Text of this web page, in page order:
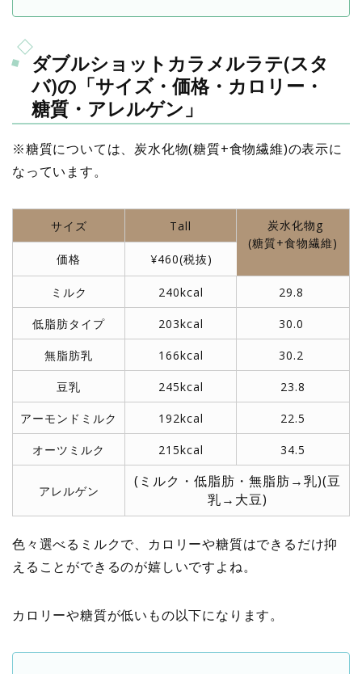
ダブルショットカラメルラテ(スタ
バ)の「サイズ・価格・カロリー・
糖質・アレルゲン」
※糖質については、炭水化物(糖質+食物繊維)の表示に
なっています。
サイズ Tall
炭水化物g
(糖質+食物繊維)
価格
¥460(税抜)
ミルク 240kcal 29.8
低脂肪タイプ 203kcal 30.0
無脂肪乳 166kcal 30.2
豆乳 245kcal 23.8
アーモンドミルク 192kcal 22.5
オーツミルク 215kcal 34.5
アレルゲン
(ミルク・低脂肪・無脂肪→乳)(豆
乳→大豆)
色々選べるミルクで、カロリーや糖質はできるだけ抑
えることができるのが嬉しいですよね。
カロリーや糖質が低いもの以下になります。